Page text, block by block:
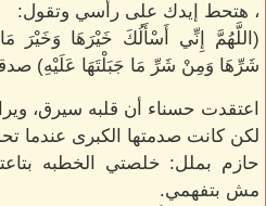
، هتحط إيدك على رأسي وتقول:
(اللَّهُمَّ إِنِّي أَسْأَلُكَ خَيْرَهَا وَخَيْرَ
شَرِّهَا وَمِنْ شَرِّ مَا جَبَلْتَهَا عَلَيْهِ)
اعتقدت حسناء أن قلبه سيرق،
لكن كانت صدمتها الكبرى عندما
حازم بملل: خلصتي الخطبه
مش بتفهمي.